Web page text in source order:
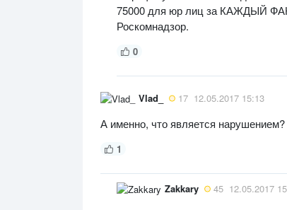
75000 для юр лиц за КАЖДЫЙ
Роскомнадзор.
0
Vlad_ 17 12.05.2017 15:13
А именно, что является нарушением?
1
Zakkary 45 12.05.2017